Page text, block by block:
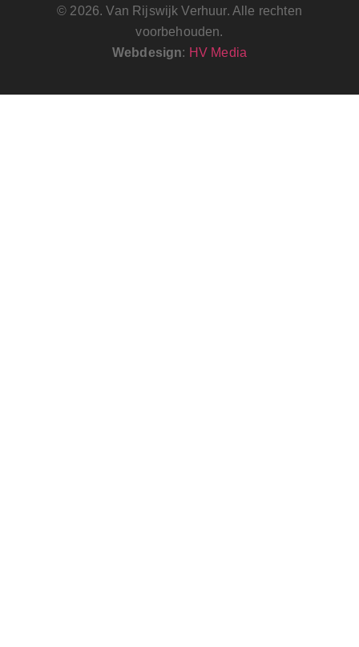
© 2026. Van Rijswijk Verhuur. Alle rechten
voorbehouden.
Webdesign: HV Media